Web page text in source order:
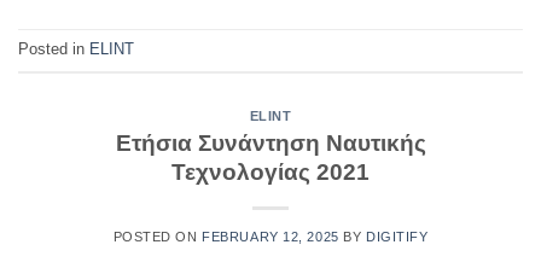
Posted in ELINT
ELINT
Ετήσια Συνάντηση Ναυτικής
Τεχνολογίας 2021
POSTED ON FEBRUARY 12, 2025 BY DIGITIFY